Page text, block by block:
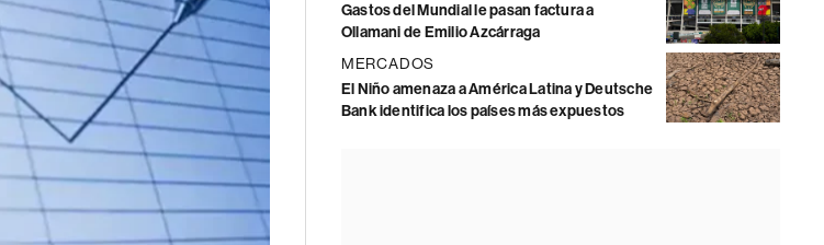
Gastos del Mundial le pasan factura a
Ollamani de Emilio Azcárraga
MERCADOS
El Niño amenaza a América Latina y Deutsche
Bank identifica los países más expuestos